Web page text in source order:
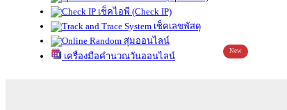
เช็คไอพี (Check IP)
เช็คเลขพัสดุ
สุ่มออนไลน์
เครื่องมือคำนวณวันออนไลน์
New